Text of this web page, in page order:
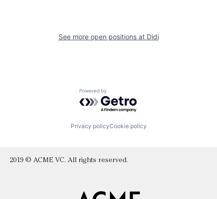
See more open positions at Didi
Powered by Getro.com
Privacy policyCookie policy
2019 © ACME VC. All rights reserved.